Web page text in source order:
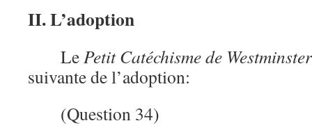
II. L’adoption
Le Petit Catéchisme de Westminster
suivante de l’adoption:
(Question 34)